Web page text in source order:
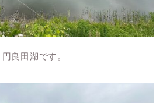
良田湖です。